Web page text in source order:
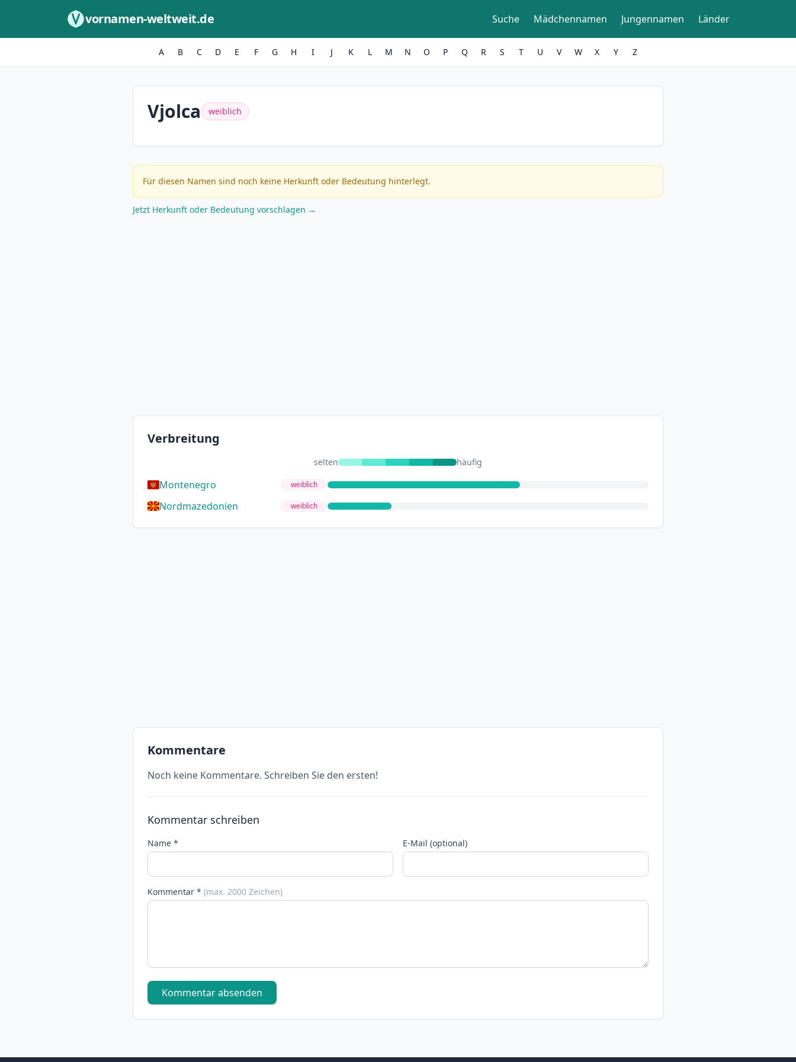
vornamen-weltweit.de Suche Mädchennamen Jungennamen Länder
A B C D E F G H I J K L M N O P Q R S T U V W X Y Z
Vjolca weiblich
Für diesen Namen sind noch keine Herkunft oder Bedeutung hinterlegt.
Jetzt Herkunft oder Bedeutung vorschlagen →
Verbreitung
selten häufig
Montenegro weiblich
Nordmazedonien weiblich
Kommentare
Noch keine Kommentare. Schreiben Sie den ersten!
Kommentar schreiben
Name * E-Mail (optional)
Kommentar * (max. 2000 Zeichen)
Kommentar absenden